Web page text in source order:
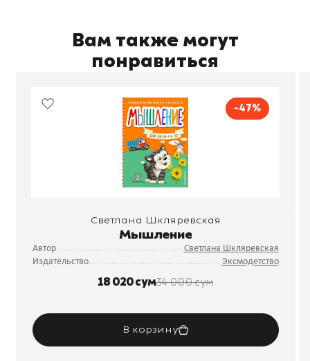
Вам также могут
понравиться
-47%
Светлана Шкляревская
Мышление
Автор
Светлана Шкляревская
Издательство
Эксмодетство
18 020 сум34 000 сум
В корзину